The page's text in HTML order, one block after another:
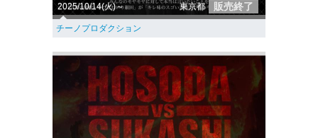
2025/10/14(火)～ 東京都 販売終了
チーノプロダクション